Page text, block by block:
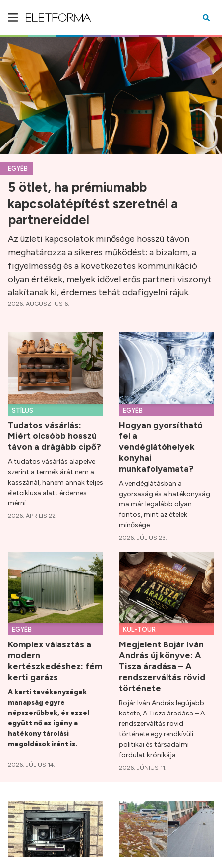
EGYÉB
5 ötlet, ha prémiumabb
kapcsolatépítést szeretnél a
partnereiddel
Az üzleti kapcsolatok minősége hosszú távon
meghatározza a sikeres működést: a bizalom, a
figyelmesség és a következetes kommunikáció
olyan értékek, melyek idővel erős partneri viszonyt
alakítanak ki, érdemes tehát odafigyelni rájuk.
2026. AUGUSZTUS 6.
STÍLUS
Tudatos vásárlás:
Miért olcsóbb hosszú
távon a drágább cipő?
A tudatos vásárlás alapelve
szerint a termék árát nem a
kasszánál, hanem annak teljes
életciklusa alatt érdemes
mérni.
2026. ÁPRILIS 22.
EGYÉB
Hogyan gyorsítható
fel a
vendéglátóhelyek
konyhai
munkafolyamata?
A vendéglátásban a
gyorsaság és a hatékonyság
ma már legalább olyan
fontos, mint az ételek
minősége.
2026. JÚLIUS 23.
EGYÉB
Komplex választás a
modern
kertészkedéshez: fém
kerti garázs
A kerti tevékenységek
manapság egyre
népszerűbbek, és ezzel
együtt nő az igény a
hatékony tárolási
megoldások iránt is.
2026. JÚLIUS 14.
KUL-TOUR
Megjelent Bojár Iván
András új könyve: A
Tisza áradása – A
rendszerváltás rövid
története
Bojár Iván András legújabb
kötete, A Tisza áradása – A
rendszerváltás rövid
története egy rendkívüli
politikai és társadalmi
fordulat krónikája.
2026. JÚNIUS 11.